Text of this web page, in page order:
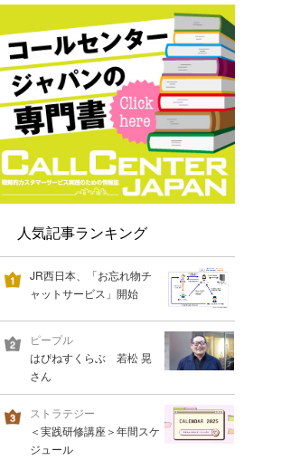
人気記事ランキング
JR西日本、「お忘れ物チ
ャットサービス」開始
ピープル
はぴねすくらぶ 若松 晃
さん
ストラテジー
＜実践研修講座＞年間スケ
ジュール